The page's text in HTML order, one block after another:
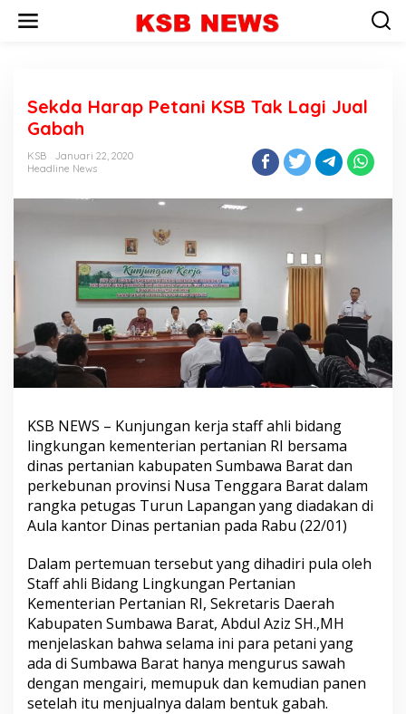
Sekda Harap Petani KSB Tak Lagi Jual
Gabah
KSB
Januari 22, 2020
Headline News
KSB NEWS – Kunjungan kerja staff ahli bidang
lingkungan kementerian pertanian RI bersama
dinas pertanian kabupaten Sumbawa Barat dan
perkebunan provinsi Nusa Tenggara Barat dalam
rangka petugas Turun Lapangan yang diadakan di
Aula kantor Dinas pertanian pada Rabu (22/01)
Dalam pertemuan tersebut yang dihadiri pula oleh
Staff ahli Bidang Lingkungan Pertanian
Kementerian Pertanian RI, Sekretaris Daerah
Kabupaten Sumbawa Barat, Abdul Aziz SH.,MH
menjelaskan bahwa selama ini para petani yang
ada di Sumbawa Barat hanya mengurus sawah
dengan mengairi, memupuk dan kemudian panen
setelah itu menjualnya dalam bentuk gabah.